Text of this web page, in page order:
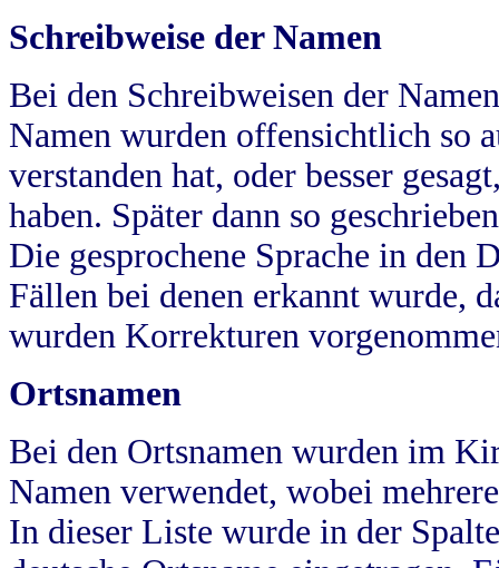
Schreibweise der Namen
Bei den Schreibweisen der
Namen wurden offensichtlich so
verstanden hat, oder besser
haben. Später dann so
Die gesprochene Sprache in
Fällen bei denen erkannt wurde,
wurden Korrekturen
Ortsnamen
Bei den Ortsnamen wurden im
Namen verwendet, wobei
In dieser Liste wurde in der